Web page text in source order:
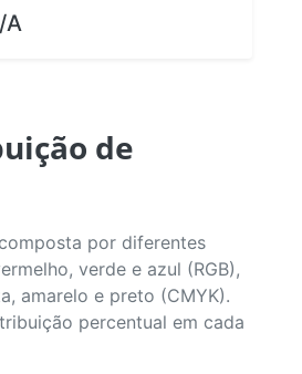
A
de
por diferentes
verde e azul (RGB),
amarelo e preto (CMYK).
percentual em cada